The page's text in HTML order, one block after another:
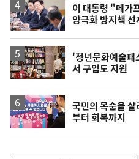
이 대통령 "메가
양극화 방지책
'청년문화예술
서 구입도 지원
국민의 목숨을
부터 회복까지